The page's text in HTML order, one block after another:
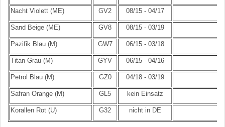
Nacht Violett (ME) GV2 08/15 - 04/17
Sand Beige (ME) GV8 08/15 - 03/19
Pazifik Blau (M) GW7 06/15 - 03/18
Titan Grau (M) GYV 06/15 - 04/16
Petrol Blau (M) GZ0 04/18 - 03/19
Safran Orange (M) GL5 kein Einsatz
Korallen Rot (U) G32 nicht in DE